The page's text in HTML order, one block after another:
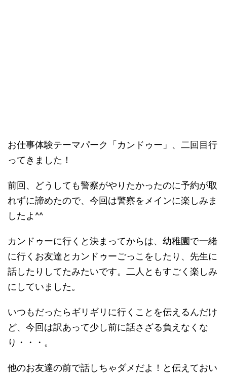
お仕事体験テーマパーク「カンドゥー」、二回目行
ってきました！
前回、どうしても警察がやりたかったのに予約が取
れずに諦めたので、今回は警察をメインに楽しみま
したよ^^
カンドゥーに行くと決まってからは、幼稚園で一緒
に行くお友達とカンドゥーごっこをしたり、先生に
話したりしてたみたいです。二人ともすごく楽しみ
にしていました。
いつもだったらギリギリに行くことを伝えるんだけ
ど、今回は訳あって少し前に話さざる負えなくな
り・・・。
他のお友達の前で話しちゃダメだよ！と伝えておい